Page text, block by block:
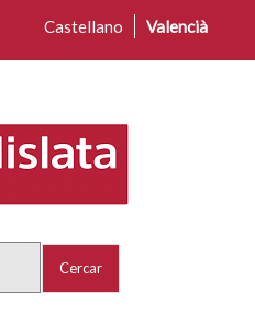
Castellano Valencià